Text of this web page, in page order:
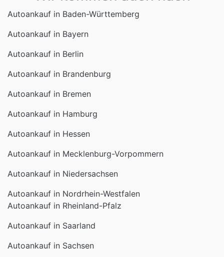
Autoankauf in Bayern
Autoankauf in Berlin
Autoankauf in Brandenburg
Autoankauf in Bremen
Autoankauf in Hamburg
Autoankauf in Hessen
Autoankauf in Mecklenburg-Vorpommern
Autoankauf in Niedersachsen
Autoankauf in Nordrhein-Westfalen
Autoankauf in Saarland
Autoankauf in Sachsen
Autoankauf in Sachsen-Anhalt